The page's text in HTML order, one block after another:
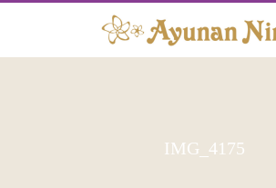
IMG_4175